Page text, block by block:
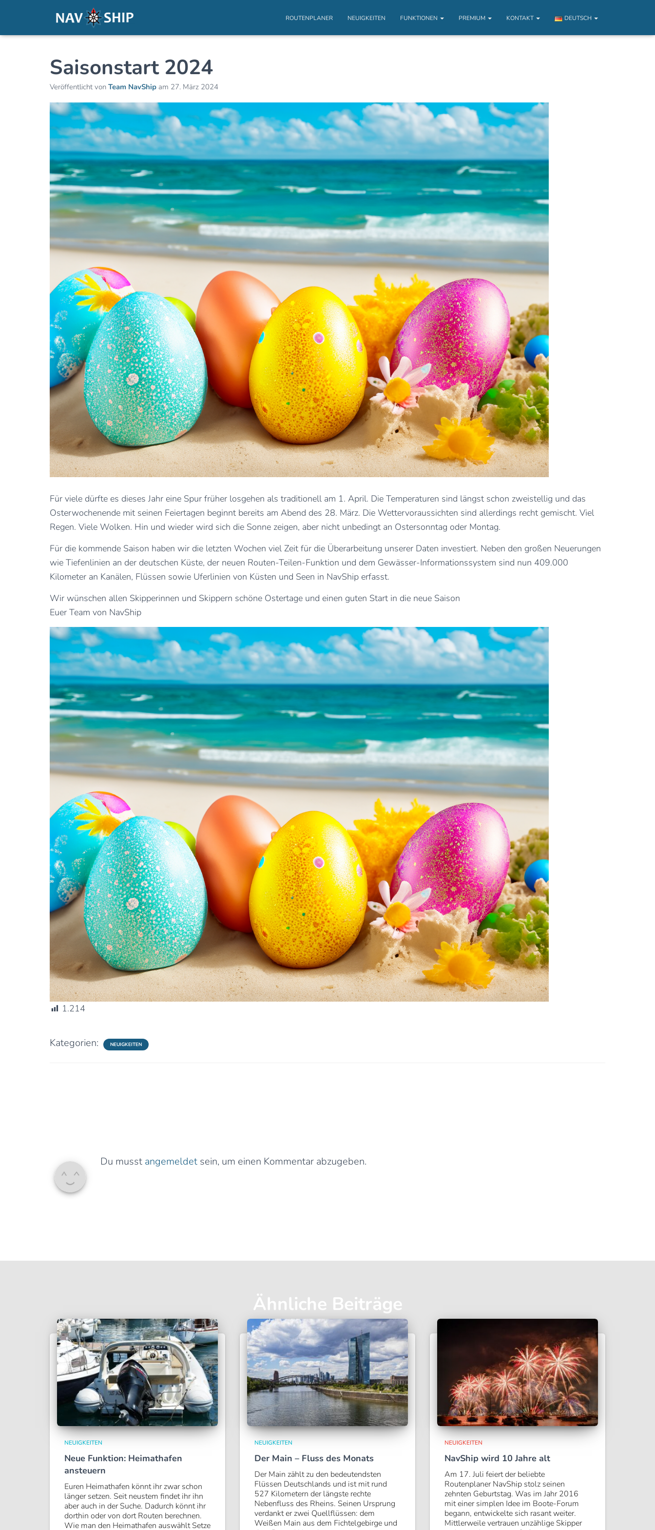
ROUTENPLANER NEUIGKEITEN FUNKTIONEN PREMIUM KONTAKT DEUTSCH
Saisonstart 2024
Veröffentlicht von Team NavShip am 27. März 2024
Für viele dürfte es dieses Jahr eine Spur früher losgehen als traditionell am 1. April. Die Temperaturen sind längst schon zweistellig und das
Osterwochenende mit seinen Feiertagen beginnt bereits am Abend des 28. März. Die Wettervoraussichten sind allerdings recht gemischt. Viel
Regen. Viele Wolken. Hin und wieder wird sich die Sonne zeigen, aber nicht unbedingt an Ostersonntag oder Montag.
Für die kommende Saison haben wir die letzten Wochen viel Zeit für die Überarbeitung unserer Daten investiert. Neben den großen Neuerungen
wie Tiefenlinien an der deutschen Küste, der neuen Routen-Teilen-Funktion und dem Gewässer-Informationssystem sind nun 409.000
Kilometer an Kanälen, Flüssen sowie Uferlinien von Küsten und Seen in NavShip erfasst.
Wir wünschen allen Skipperinnen und Skippern schöne Ostertage und einen guten Start in die neue Saison
Euer Team von NavShip
1.214
Kategorien: NEUIGKEITEN
Du musst angemeldet sein, um einen Kommentar abzugeben.
Ähnliche Beiträge
NEUIGKEITEN
Neue Funktion: Heimathafen
ansteuern
Euren Heimathafen könnt ihr zwar schon
länger setzen. Seit neustem findet ihr ihn
aber auch in der Suche. Dadurch könnt ihr
dorthin oder von dort Routen berechnen.
Wie man den Heimathafen auswählt Setze
NEUIGKEITEN
Der Main – Fluss des Monats
Der Main zählt zu den bedeutendsten
Flüssen Deutschlands und ist mit rund
527 Kilometern der längste rechte
Nebenfluss des Rheins. Seinen Ursprung
verdankt er zwei Quellflüssen: dem
Weißen Main aus dem Fichtelgebirge und
NEUIGKEITEN
NavShip wird 10 Jahre alt
Am 17. Juli feiert der beliebte
Routenplaner NavShip stolz seinen
zehnten Geburtstag. Was im Jahr 2016
mit einer simplen Idee im Boote-Forum
begann, entwickelte sich rasant weiter.
Mittlerweile vertrauen unzählige Skipper